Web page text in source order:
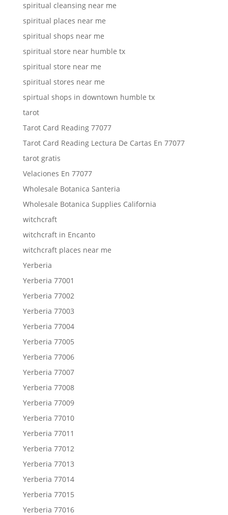
spiritual cleansing near me
spiritual places near me
spiritual shops near me
spiritual store near humble tx
spiritual store near me
spiritual stores near me
spirtual shops in downtown humble tx
tarot
Tarot Card Reading 77077
Tarot Card Reading Lectura De Cartas En 77077
tarot gratis
Velaciones En 77077
Wholesale Botanica Santeria
Wholesale Botanica Supplies California
witchcraft
witchcraft in Encanto
witchcraft places near me
Yerberia
Yerberia 77001
Yerberia 77002
Yerberia 77003
Yerberia 77004
Yerberia 77005
Yerberia 77006
Yerberia 77007
Yerberia 77008
Yerberia 77009
Yerberia 77010
Yerberia 77011
Yerberia 77012
Yerberia 77013
Yerberia 77014
Yerberia 77015
Yerberia 77016